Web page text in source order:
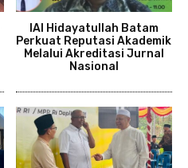
IAI Hidayatullah Batam
Perkuat Reputasi Akademik
Melalui Akreditasi Jurnal
Nasional